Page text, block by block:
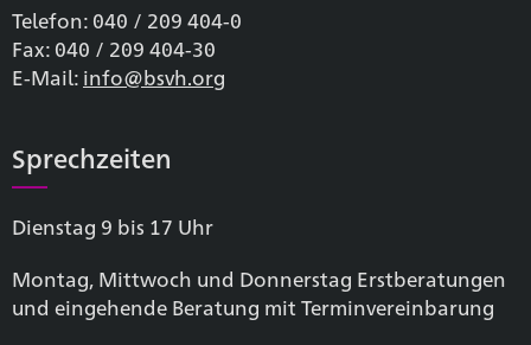
Telefon: 040 / 209 404-0
Fax: 040 / 209 404-30
E-Mail: info@bsvh.org
Sprechzeiten
Dienstag 9 bis 17 Uhr
Montag, Mittwoch und Donnerstag Erstberatungen
und eingehende Beratung mit Terminvereinbarung